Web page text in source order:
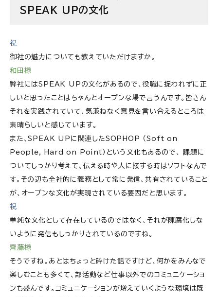
SPEAK UPの文化
祝
御社の魅力についても教えていただけますか。
和田様
弊社にはSPEAK UPの文化があるので、役職に捉われずに正
しいと思ったことはちゃんとオープンな場で言うんです。皆さん
それを実践されていて、気兼ねなく意見を言い合えるところは
素晴らしいと感じています。
また、SPEAK UPに関連したSOPHOP （Soft on
People, Hard on Point）という文化もあるので、 課題に
ついてしっかり考えて、伝える時や人に接する時はソフトなんで
す。その辺も全社的に義務として常に発信、共有されていること
が、オープンな文化が実現されている要因だと思います。
祝
単純な文化として存在しているのではなく、それが陳腐化しな
いように発信もしっかりされているのですね。
齊藤様
そうですね。あとはちょっと砕けた話ですけど、何かをみんなで
楽しむことも多くて、部活動など仕事以外でのコミュニケーショ
ンも盛んです。コミュニケーションが増えていくような環境は既